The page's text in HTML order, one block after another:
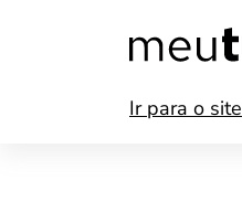
Ir para o site